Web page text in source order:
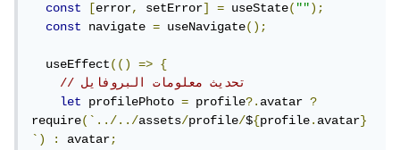
const
[error, setError] = useState("");
const
navigate = useNavigate();
useEffect(() =>
{
// تحديث معلومات البروفايل
let
profilePhoto = profile?.avatar ?
require(`../../assets/profile/${profile.avatar}
`)
: avatar;